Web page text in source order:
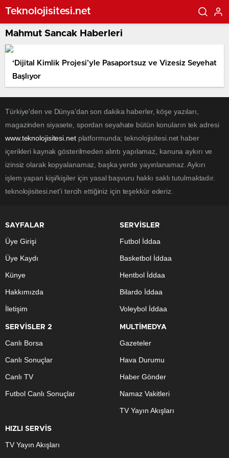
Teknolojisitesi.net
Mahmut Sancak Haberleri
‘Dijital Kimlik Projesi’yle Pasaportsuz ve Vizesiz Seyehat
Başlıyor
Türkiye'den ve Dünya’dan son dakika haberler, köşe yazıları,
magazinden siyasete, spordan seyahate bütün konuların tek adresi
www.teknolojisitesi.netplatformunda; teknolojisitesi.net haber
içerikleri kaynak gösterilmeden alıntı yapılamaz, kanuna aykırı ve
izinsiz olarak kopyalanamaz, başka yerde yayınlanamaz. Aykırı
işlem yapan kişi/kişiler için yasal başvuru hakkı saklı tutulmaktadır.
teknolojisitesi.net'i tercih ettiğiniz için teşekkür ederiz.
SAYFALAR
Üye Girişi
Üye Kaydı
Künye
Hakkımızda
İletişim
SERVİSLER
Futbol İddaa
Basketbol İddaa
Hentbol İddaa
Bilardo İddaa
Voleybol İddaa
SERVİSLER 2
Canlı Borsa
Canlı Sonuçlar
Canlı TV
Futbol Canlı Sonuçlar
MULTİMEDYA
Gazeteler
Hava Durumu
Haber Gönder
Namaz Vakitleri
TV Yayın Akışları
HIZLI SERVİS
TV Yayın Akışları